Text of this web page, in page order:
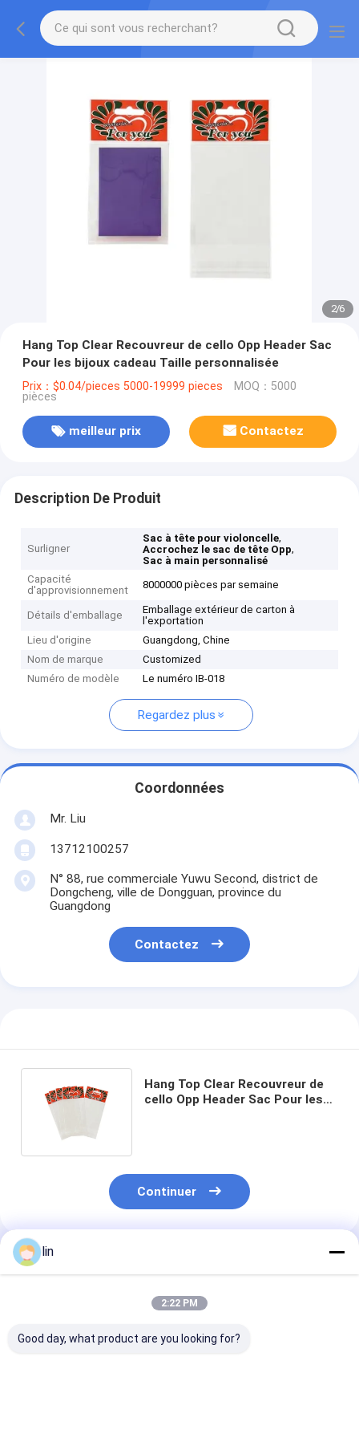
2/6
Hang Top Clear Recouvreur de cello Opp Header Sac
Pour les bijoux cadeau Taille personnalisée
Prix：$0.04/pieces 5000-19999 pieces MOQ：5000
pièces
meilleur prix Contactez
Description De Produit
Surligner
Sac à tête pour violoncelle,
Accrochez le sac de tête Opp,
Sac à main personnalisé
Capacité
d'approvisionnement
8000000 pièces par semaine
Détails d'emballage
Emballage extérieur de carton à
l'exportation
Lieu d'origine
Guangdong, Chine
Nom de marque
Customized
Numéro de modèle
Le numéro IB-018
Regardez plus
Coordonnées
Mr. Liu
13712100257
N° 88, rue commerciale Yuwu Second, district de
Dongcheng, ville de Dongguan, province du
Guangdong
Contactez
Hang Top Clear Recouvreur de
cello Opp Header Sac Pour les
Continuer
Produits Recommandés
lin
2:22 PM
Good day, what product are you looking for?